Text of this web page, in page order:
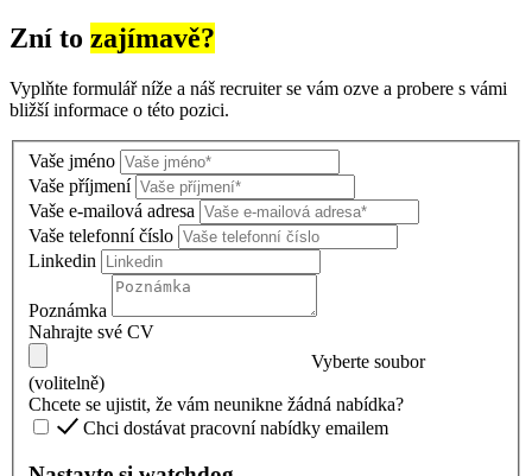
Zní to zajímavě?
Vyplňte formulář níže a náš recruiter se vám ozve a probere s vámi
bližší informace o této pozici.
Vaše jméno
Vaše příjmení
Vaše e-mailová adresa
Vaše telefonní číslo
Linkedin
Poznámka
Nahrajte své CV
Vyberte soubor
(volitelně)
Chcete se ujistit, že vám neunikne žádná nabídka?
Chci dostávat pracovní nabídky emailem